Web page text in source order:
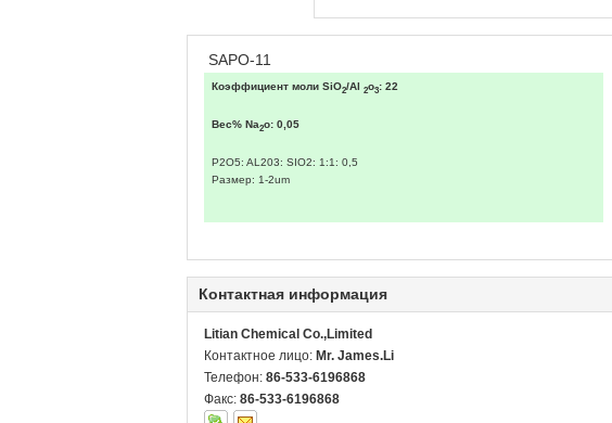
SAPO-11
Коэффициент моли SiO2/Al 2o3: 22
Вес% Na2o: 0,05
P2O5: AL203: SIO2: 1:1: 0,5
Размер: 1-2um
Контактная информация
Litian Chemical Co.,Limited
Контактное лицо: Mr. James.Li
Телефон: 86-533-6196868
Факс: 86-533-6196868